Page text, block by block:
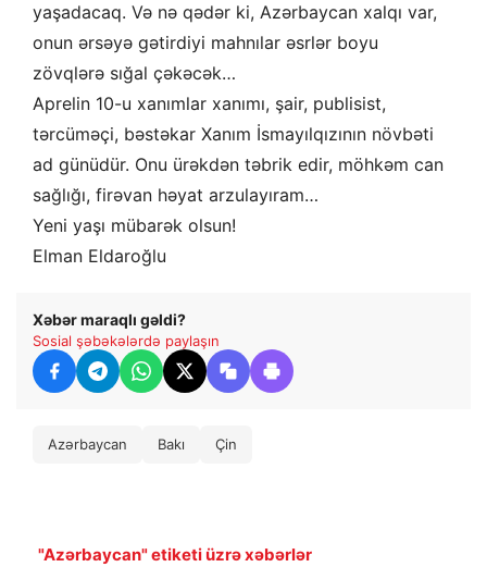
yaşadacaq. Və nə qədər ki, Azərbaycan xalqı var,
onun ərsəyə gətirdiyi mahnılar əsrlər boyu
zövqlərə sığal çəkəcək…
Aprelin 10-u xanımlar xanımı, şair, publisist,
tərcüməçi, bəstəkar Xanım İsmayılqızının növbəti
ad günüdür. Onu ürəkdən təbrik edir, möhkəm can
sağlığı, firəvan həyat arzulayıram…
Yeni yaşı mübarək olsun!
Elman Eldaroğlu
Xəbər maraqlı gəldi?
Sosial şəbəkələrdə paylaşın
Azərbaycan Bakı Çin
"Azərbaycan" etiketi üzrə xəbərlər